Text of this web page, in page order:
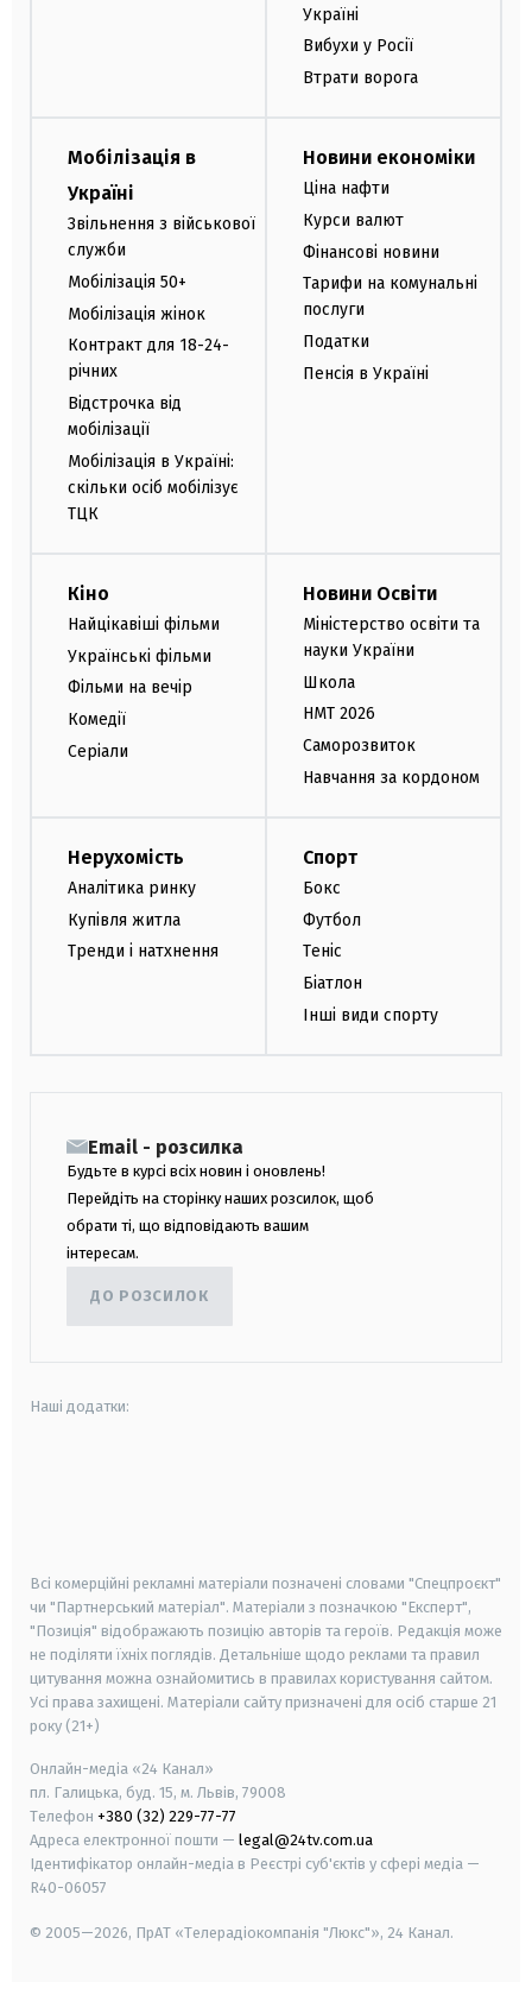
Україні
Вибухи у Росії
Втрати ворога
Мобілізація в
Україні
Звільнення з військової
служби
Мобілізація 50+
Мобілізація жінок
Контракт для 18-24-
річних
Відстрочка від
мобілізації
Мобілізація в Україні:
скільки осіб мобілізує
ТЦК
Новини економіки
Ціна нафти
Курси валют
Фінансові новини
Тарифи на комунальні
послуги
Податки
Пенсія в Україні
Кіно
Найцікавіші фільми
Українські фільми
Фільми на вечір
Комедії
Серіали
Новини Освіти
Міністерство освіти та
науки України
Школа
НМТ 2026
Саморозвиток
Навчання за кордоном
Нерухомість
Аналітика ринку
Купівля житла
Тренди і натхнення
Спорт
Бокс
Футбол
Теніс
Біатлон
Інші види спорту
Email - розсилка
Будьте в курсі всіх новин і оновлень!
Перейдіть на сторінку наших розсилок, щоб
обрати ті, що відповідають вашим
інтересам.
ДО РОЗСИЛОК
Наші додатки:
Всі комерційні рекламні матеріали позначені словами "Спецпроєкт"
чи "Партнерський матеріал". Матеріали з позначкою "Експерт",
"Позиція" відображають позицію авторів та героїв. Редакція може
не поділяти їхніх поглядів. Детальніше щодо реклами та правил
цитування можна ознайомитись в правилах користування сайтом.
Усі права захищені. Матеріали сайту призначені для осіб старше 21
року (21+)
Онлайн-медіа «24 Канал»
пл. Галицька, буд. 15, м. Львів, 79008
Телефон +380 (32) 229-77-77
Адреса електронної пошти — legal@24tv.com.ua
Ідентифікатор онлайн-медіа в Реєстрі суб'єктів у сфері медіа —
R40-06057
© 2005—2026, ПрАТ «Телерадіокомпанія "Люкс"», 24 Канал.